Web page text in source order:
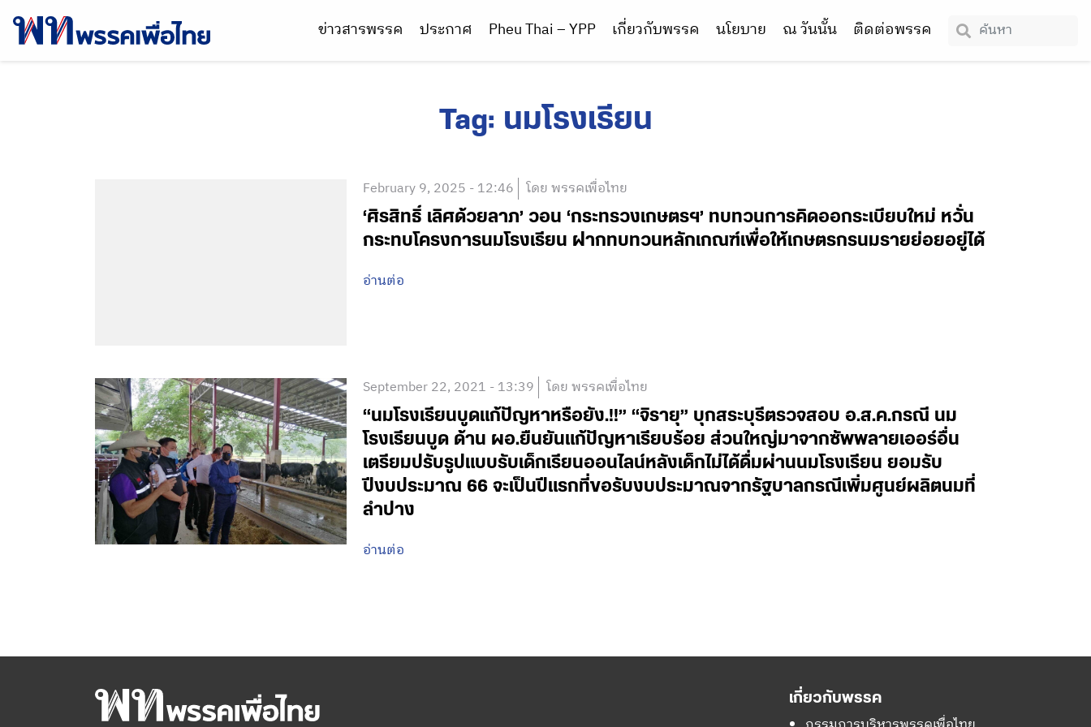
ข่าวสารพรรค ประกาศ Pheu Thai – YPP เกี่ยวกับพรรค นโยบาย ณ วันนั้น ติดต่อพรรค
Tag: นมโรงเรียน
February 9, 2025 - 12:46 โดย พรรคเพื่อไทย
‘ศิรสิทธิ์ เลิศด้วยลาภ’ วอน ‘กระทรวงเกษตรฯ’ ทบทวนการคิดออกระเบียบใหม่ หวั่น
กระทบโครงการนมโรงเรียน ฝากทบทวนหลักเกณฑ์เพื่อให้เกษตรกรนมรายย่อยอยู่ได้
อ่านต่อ
September 22, 2021 - 13:39 โดย พรรคเพื่อไทย
“นมโรงเรียนบูดแก้ปัญหาหรือยัง.!!” “จิรายุ” บุกสระบุรีตรวจสอบ อ.ส.ค.กรณี นม
โรงเรียนบูด ด้าน ผอ.ยืนยันแก้ปัญหาเรียบร้อย ส่วนใหญ่มาจากซัพพลายเออร์อื่น
เตรียมปรับรูปแบบรับเด็กเรียนออนไลน์หลังเด็กไม่ได้ดื่มผ่านนมโรงเรียน ยอมรับ
ปีงบประมาณ 66 จะเป็นปีแรกที่ขอรับงบประมาณจากรัฐบาลกรณีเพิ่มศูนย์ผลิตนมที่
ลำปาง
อ่านต่อ
เกี่ยวกับพรรค